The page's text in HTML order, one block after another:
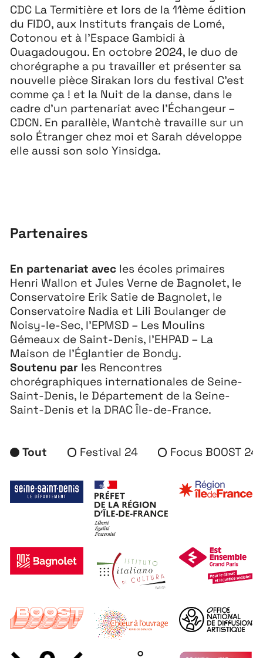
CDC La Termitière et lors de la 11ème édition
du FIDO, aux Instituts français de Lomé,
Cotonou et à l’Espace Gambidi à
Ouagadougou. En octobre 2024, le duo de
chorégraphe a pu travailler et présenter sa
nouvelle pièce Sirakan lors du festival C’est
comme ça ! et la Nuit de la danse, dans le
cadre d’un partenariat avec l’Échangeur –
CDCN. En parallèle, Wantchè travaille sur un
solo Étranger chez moi et Sarah développe
elle aussi son solo Yinsidga.
Partenaires
En partenariat avec les écoles primaires
Henri Wallon et Jules Verne de Bagnolet, le
Conservatoire Erik Satie de Bagnolet, le
Conservatoire Nadia et Lili Boulanger de
Noisy-le-Sec, l’EPMSD – Les Moulins
Gémeaux de Saint-Denis, l’EHPAD – La
Maison de l’Églantier de Bondy.
Soutenu par les Rencontres
chorégraphiques internationales de Seine-
Saint-Denis, le Département de la Seine-
Saint-Denis et la DRAC Île-de-France.
Tout Festival 24 Focus BOOST 24